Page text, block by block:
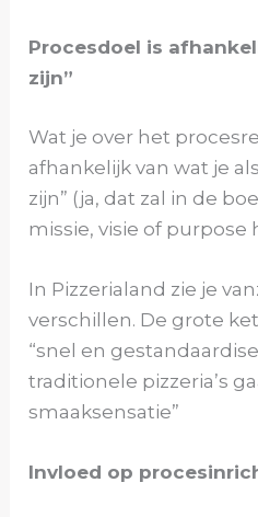
Procesdoel is
zijn”
Wat je over het
afhankelijk van wat je
zijn” (ja, dat zal in de
missie, visie of purpose
In Pizzerialand zie je
verschillen. De grote
“snel en
traditionele pizzeria’s
smaaksensatie”
Invloed op